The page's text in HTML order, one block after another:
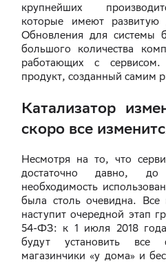
крупнейших
которые имеют развитую
Обновления для системы
большого количества
работающих с
продукт, созданный самим
Катализатор
скоро все
Несмотря на то, что
достаточно давно, до
необходимость
была столь очевидна. Все
наступит очередной этап
54-ФЗ: к 1 июля 2018
будут установить все
магазинчики «у дома» и